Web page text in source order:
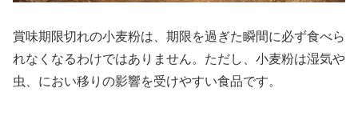
賞味期限切れの小麦粉は、期限を過ぎた瞬間に必ず食べら
れなくなるわけではありません。ただし、小麦粉は湿気や
虫、におい移りの影響を受けやすい食品です。